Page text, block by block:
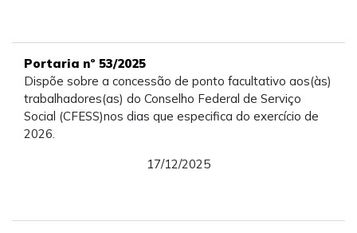
Portaria nº 53/2025
Dispõe sobre a concessão de ponto facultativo aos(às)
trabalhadores(as) do Conselho Federal de Serviço
Social (CFESS)nos dias que especifica do exercício de
2026.
17/12/2025